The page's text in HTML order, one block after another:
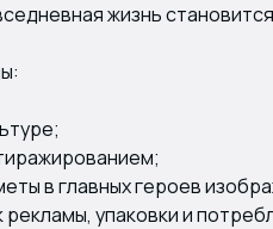
жизнь
в главных героев
рекламы, упаковки и